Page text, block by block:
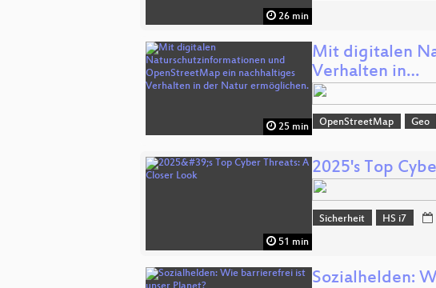
26 min
25 min
Mit digitalen
Verhalten in…
OpenStreetMap Geo
51 min
2025's Top
Sicherheit HS i7
Sozialhelden: